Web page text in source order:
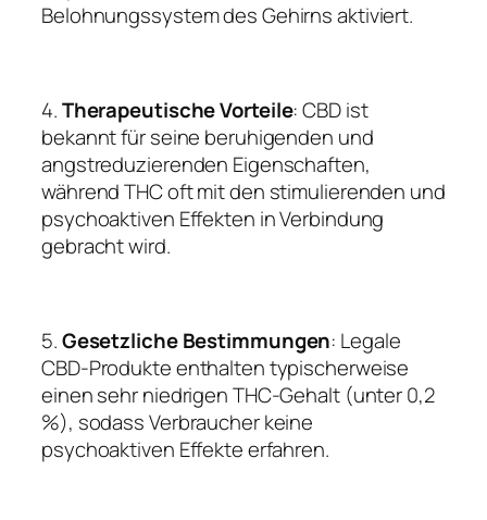
Belohnungssystem des Gehirns aktiviert.
4.Therapeutische Vorteile: CBD ist
bekannt für seine beruhigenden und
angstreduzierenden Eigenschaften,
während THC oft mit den stimulierenden und
psychoaktiven Effekten in Verbindung
gebracht wird.
5.Gesetzliche Bestimmungen: Legale
CBD-Produkte enthalten typischerweise
einen sehr niedrigen THC-Gehalt (unter 0,2
%), sodass Verbraucher keine
psychoaktiven Effekte erfahren.